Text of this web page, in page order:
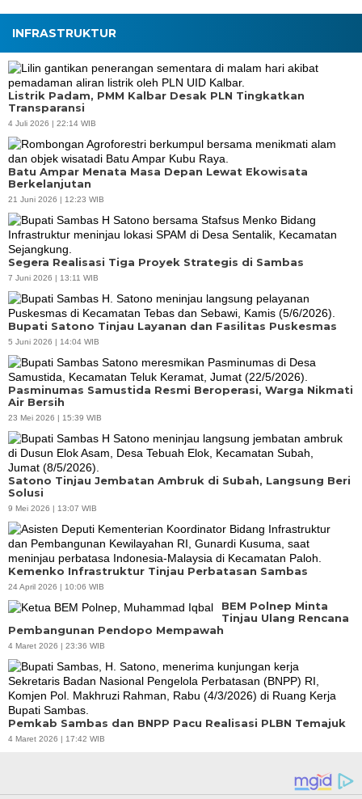
INFRASTRUKTUR
Listrik Padam, PMM Kalbar Desak PLN Tingkatkan
Transparansi
4 Juli 2026 | 22:14 WIB
Batu Ampar Menata Masa Depan Lewat Ekowisata
Berkelanjutan
21 Juni 2026 | 12:23 WIB
Segera Realisasi Tiga Proyek Strategis di Sambas
7 Juni 2026 | 13:11 WIB
Bupati Satono Tinjau Layanan dan Fasilitas Puskesmas
5 Juni 2026 | 14:04 WIB
Pasminumas Samustida Resmi Beroperasi, Warga Nikmati
Air Bersih
23 Mei 2026 | 15:39 WIB
Satono Tinjau Jembatan Ambruk di Subah, Langsung Beri
Solusi
9 Mei 2026 | 13:07 WIB
Kemenko Infrastruktur Tinjau Perbatasan Sambas
24 April 2026 | 10:06 WIB
BEM Polnep Minta
Tinjau Ulang Rencana
Pembangunan Pendopo Mempawah
4 Maret 2026 | 23:36 WIB
Pemkab Sambas dan BNPP Pacu Realisasi PLBN Temajuk
4 Maret 2026 | 17:42 WIB